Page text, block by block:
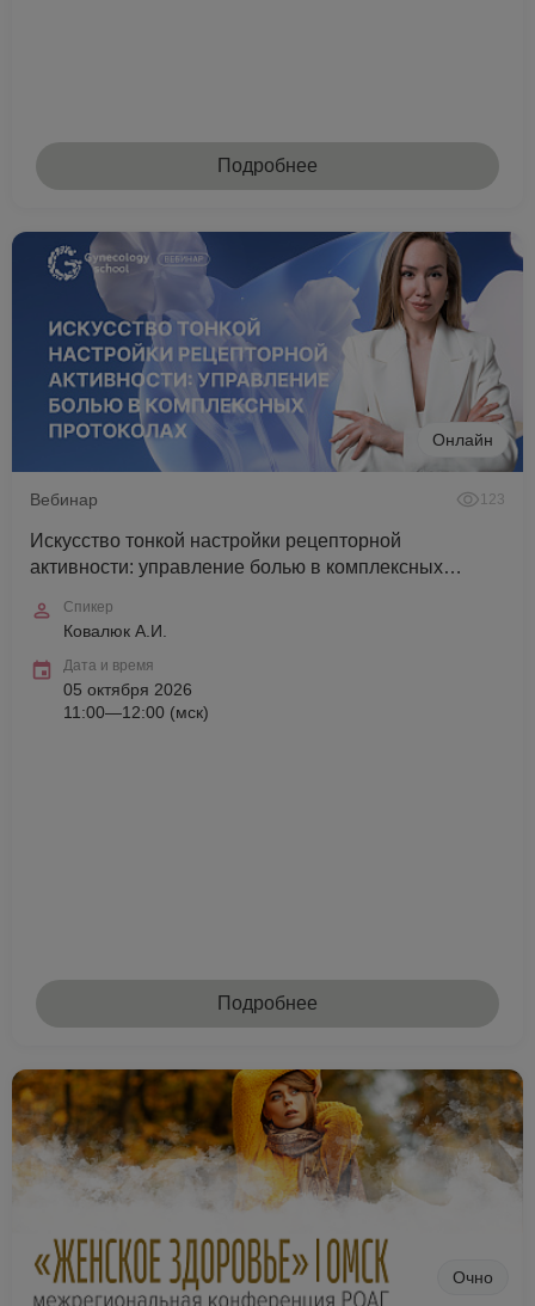
Подробнее
Онлайн
Вебинар 123
Искусство тонкой настройки рецепторной
активности: управление болью в комплексных
Спикер
Ковалюк А.И.
Дата и время
05 октября 2026
11:00—12:00 (мск)
Подробнее
Очно